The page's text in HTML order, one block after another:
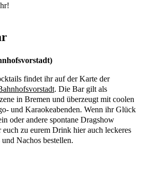
findet ihr auf der Karte der
. Die Bar gilt als
in Bremen und überzeugt mit coolen
und Karaokeabenden. Wenn ihr Glück
oder andere spontane Dragshow
zu eurem Drink hier auch leckeres
Nachos bestellen.